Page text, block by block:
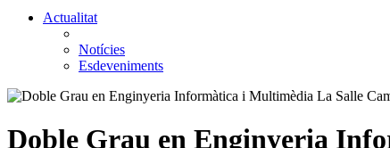
Actualitat
Notícies
Esdeveniments
Doble Grau en Enginyeria